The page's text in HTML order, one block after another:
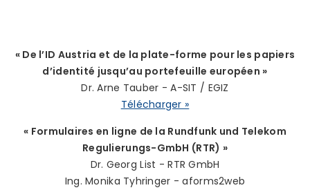
« De l’ID Austria et de la plate-forme pour les papiers
d’identité jusqu’au portefeuille européen »
Dr. Arne Tauber - A-SIT / EGIZ
Télécharger »
« Formulaires en ligne de la Rundfunk und Telekom
Regulierungs-GmbH (RTR) »
Dr. Georg List - RTR GmbH
Ing. Monika Tyhringer - aforms2web